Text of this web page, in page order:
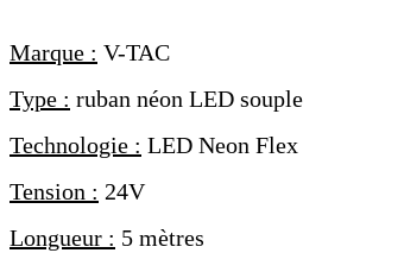
Marque : V-TAC
Type : ruban néon LED souple
Technologie : LED Neon Flex
Tension : 24V
Longueur : 5 mètres